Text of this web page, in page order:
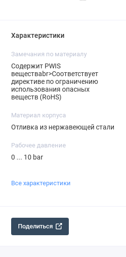
Характеристики
Замечания по материалу
Содержит PWIS
веществаbr>Соответствует
директиве по ограничению
использования опасных
веществ (RoHS)
Материал корпуса
Отливка из нержавеющей стали
Рабочее давление
0 ... 10 bar
Все характеристики
Поделиться